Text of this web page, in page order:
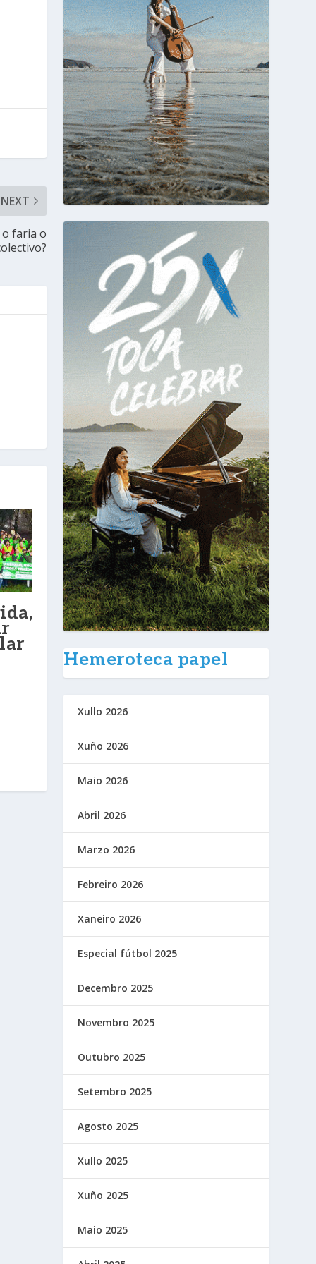
NEXT
o faria o
Hemeroteca papel
Xullo 2026
Xuño 2026
Maio 2026
Abril 2026
Marzo 2026
Febreiro 2026
Xaneiro 2026
Especial fútbol 2025
Decembro 2025
Novembro 2025
Outubro 2025
Setembro 2025
Agosto 2025
Xullo 2025
Xuño 2025
Maio 2025